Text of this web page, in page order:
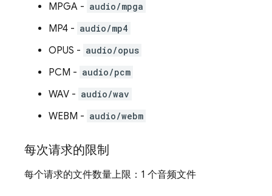
MPGA - audio/mpga
MP4 - audio/mp4
OPUS - audio/opus
PCM - audio/pcm
WAV - audio/wav
WEBM - audio/webm
每次请求的限制
每个请求的文件数量上限：1 个音频文件